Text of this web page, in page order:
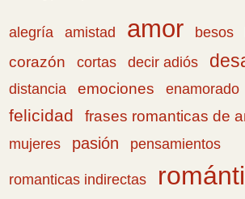
alegría amistad amor besos
corazón
cortas decir adiós
distancia emociones enamorado
felicidad frases romanticas de
mujeres
pasión pensamientos
romanticas indirectas